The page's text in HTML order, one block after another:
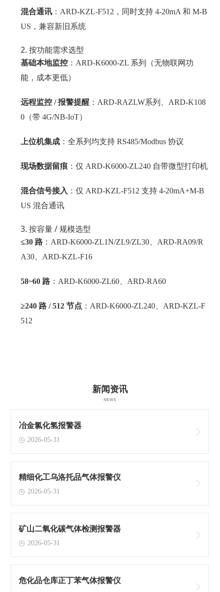
混合通讯 ：ARD-KZL-F512，同时支持 4-20mA 和 M-B
US，兼容新旧系统
2. 按功能需求选型
基础本地监控 ：ARD-K6000-ZL 系列（无物联网功
能，成本更低）
远程监控 / 报警提醒 ：ARD-RAZLW系列、ARD-K108
0（带 4G/NB-IoT）
上位机集成 ：全系列均支持 RS485/Modbus 协议
现场数据留痕 ：仅 ARD-K6000-ZL240 自带微型打印机
混合信号接入 ：仅 ARD-KZL-F512 支持 4-20mA+M-B
US 混合通讯
3. 按容量 / 规模选型
≤30 路 ：ARD-K6000-ZL1N/ZL9/ZL30、ARD-RA09/R
A30、ARD-KZL-F16
58~60 路 ：ARD-K6000-ZL60、ARD-RA60
≥240 路 / 512 节点 ：ARD-K6000-ZL240、ARD-KZL-F
512
新闻资讯
NEWS
冶金氯化氢报警器
2026-05-31
精细化工乌洛托品气体报警仪
2026-05-31
矿山二氧化碳气体检测报警器
2026-05-31
危化品仓库正丁苯气体报警仪